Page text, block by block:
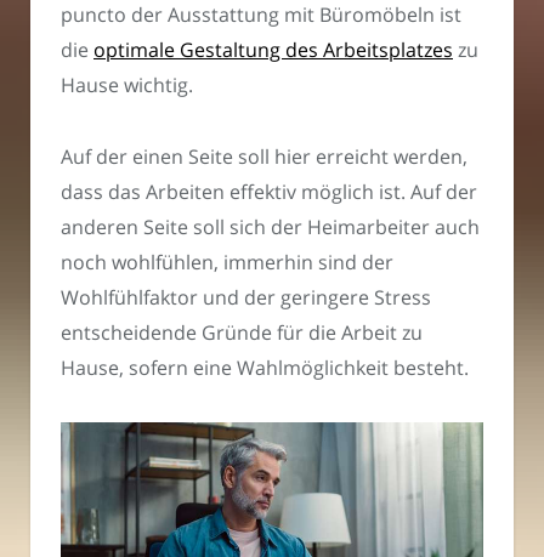
puncto der Ausstattung mit Büromöbeln ist
die optimale Gestaltung des Arbeitsplatzes zu
Hause wichtig.
Auf der einen Seite soll hier erreicht werden,
dass das Arbeiten effektiv möglich ist. Auf der
anderen Seite soll sich der Heimarbeiter auch
noch wohlfühlen, immerhin sind der
Wohlfühlfaktor und der geringere Stress
entscheidende Gründe für die Arbeit zu
Hause, sofern eine Wahlmöglichkeit besteht.